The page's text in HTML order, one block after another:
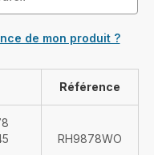
de mon produit ?
Référence
RH9878WO